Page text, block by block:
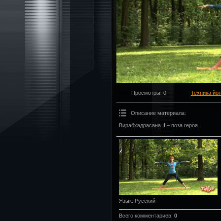
Просмотры: 0 Техника
Описание материала:
Вирабхадрасана II – поза героя.
Язык: Русский
Всего комментариев: 0